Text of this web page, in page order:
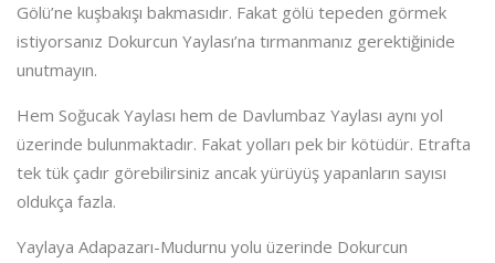
Gölü’ne kuşbakışı bakmasıdır. Fakat gölü tepeden görmek
istiyorsanız Dokurcun Yaylası’na tırmanmanız gerektiğinide
unutmayın.
Hem Soğucak Yaylası hem de Davlumbaz Yaylası aynı yol
üzerinde bulunmaktadır. Fakat yolları pek bir kötüdür. Etrafta
tek tük çadır görebilirsiniz ancak yürüyüş yapanların sayısı
oldukça fazla.
Yaylaya Adapazarı-Mudurnu yolu üzerinde Dokurcun